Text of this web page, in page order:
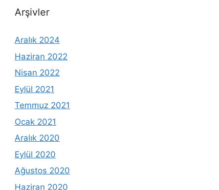
Arşivler
Aralık 2024
Haziran 2022
Nisan 2022
Eylül 2021
Temmuz 2021
Ocak 2021
Aralık 2020
Eylül 2020
Ağustos 2020
Haziran 2020